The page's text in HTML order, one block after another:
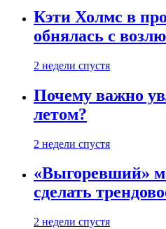
Кэти Холмс в
обнялась с
2 недели спустя
Почему важно
летом?
2 недели спустя
«Выгоревший»
сделать
2 недели спустя